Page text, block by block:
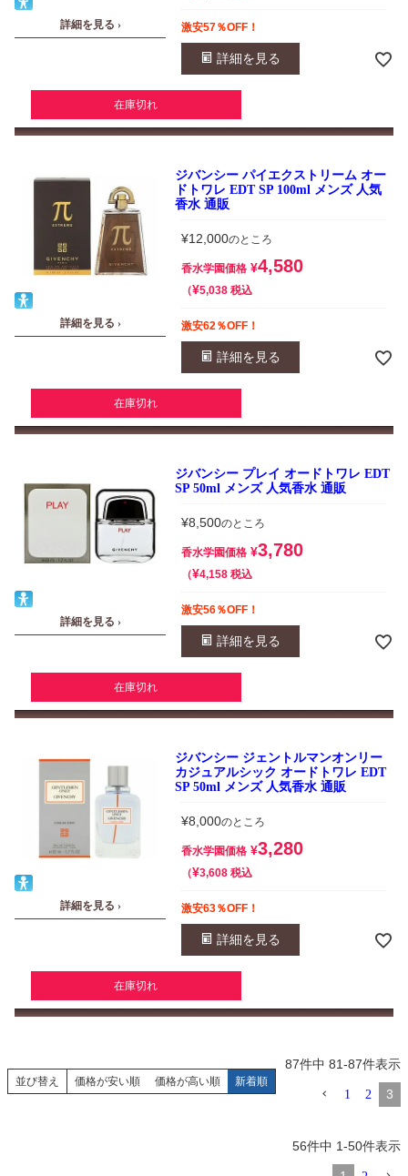
詳細を見る › 激安57％OFF！
詳細を見る
在庫切れ
詳細を見る ›
ジバンシー パイエクストリーム オー
ドトワレ EDT SP 100ml メンズ 人気
香水 通販
¥12,000のところ
香水学園価格 ¥4,580
¥5,038 税込
激安62％OFF！
詳細を見る
在庫切れ
詳細を見る ›
ジバンシー プレイ オードトワレ EDT
SP 50ml メンズ 人気香水 通販
¥8,500のところ
香水学園価格 ¥3,780
¥4,158 税込
激安56％OFF！
詳細を見る
在庫切れ
詳細を見る ›
ジバンシー ジェントルマンオンリー
カジュアルシック オードトワレ EDT
SP 50ml メンズ 人気香水 通販
¥8,000のところ
香水学園価格 ¥3,280
¥3,608 税込
激安63％OFF！
詳細を見る
在庫切れ
並び替え 価格が安い順 価格が高い順 新着順
87件中 81-87件表示
1 2 3
56件中 1-50件表示